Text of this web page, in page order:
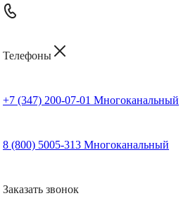
Телефоны
+7 (347) 200-07-01 Многоканальный
8 (800) 5005-313 Многоканальный
Заказать звонок